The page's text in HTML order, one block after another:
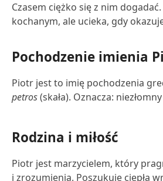
Czasem ciężko się z nim dogadać.
kochanym, ale ucieka, gdy
Pochodzenie imienia
Piotr jest to imię pochodzenia
petros(skała). Oznacza:
Rodzina i miłość
Piotr jest marzycielem, który
i zrozumienia. Poszukuje ciepła